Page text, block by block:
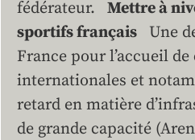
fédérateur. Mettre à
sportifs français Une
France pour l’accueil
internationales et
retard en matière
de grande capacité